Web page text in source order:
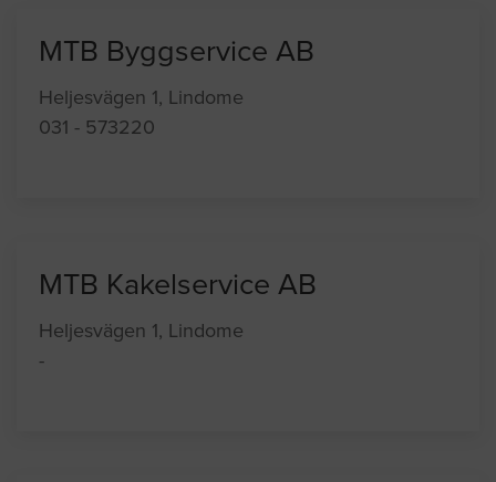
MTB Byggservice AB
Heljesvägen 1, Lindome
031 - 573220
MTB Kakelservice AB
Heljesvägen 1, Lindome
-